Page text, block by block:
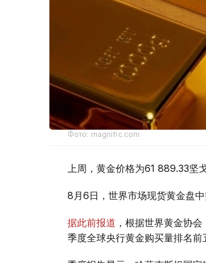
Фото: magnific.com
上周，黄金价格为61 889.33坚
8月6日，世界市场现货黄金盘
据此前报道 ，根据世界黄金协
季度全球央行黄金购买量排名前